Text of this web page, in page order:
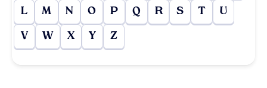
L M N O P Q R S T U
V W X Y Z